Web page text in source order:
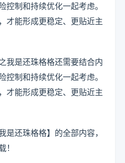
控制和持续优化一起考虑。
才能形成更稳定、更贴近主
我是还珠格格还需要结合内
控制和持续优化一起考虑。
才能形成更稳定、更贴近主
是还珠格格】的全部内容，
！